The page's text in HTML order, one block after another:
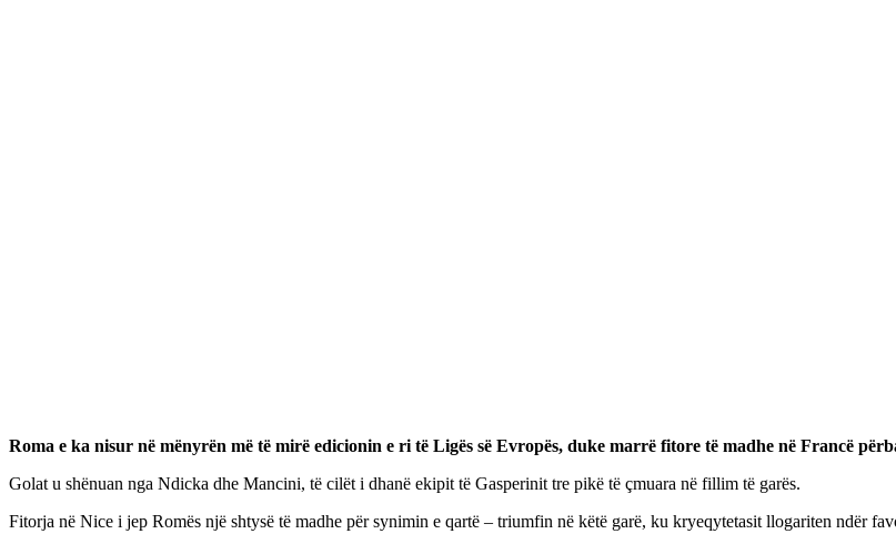
Roma e ka nisur në mënyrën më të mirë edicionin e ri të Ligës së Evropës, duke marrë fitore të madhe në Francë
Golat u shënuan nga Ndicka dhe Mancini, të cilët i dhanë ekipit të Gasperinit tre pikë të çmuara në fillim të garës.
Fitorja në Nice i jep Romës një shtysë të madhe për synimin e qartë – triumfin në këtë garë, ku kryeqytetasit llogariten ndër